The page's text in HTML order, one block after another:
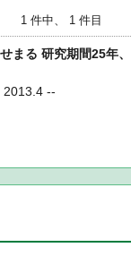
1 件中、 1 件目
まる 研究期間25年
2013.4 --